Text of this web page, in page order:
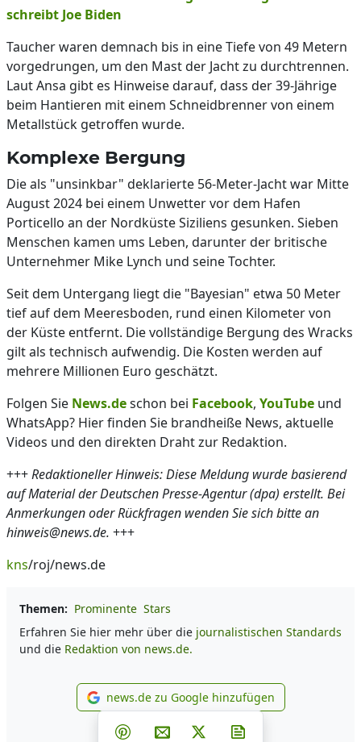
schreibt Joe Biden
Taucher waren demnach bis in eine Tiefe von 49 Metern
vorgedrungen, um den Mast der Jacht zu durchtrennen.
Laut Ansa gibt es Hinweise darauf, dass der 39-Jährige
beim Hantieren mit einem Schneidbrenner von einem
Metallstück getroffen wurde.
Komplexe Bergung
Die als "unsinkbar" deklarierte 56-Meter-Jacht war Mitte
August 2024 bei einem Unwetter vor dem Hafen
Porticello an der Nordküste Siziliens gesunken. Sieben
Menschen kamen ums Leben, darunter der britische
Unternehmer Mike Lynch und seine Tochter.
Seit dem Untergang liegt die "Bayesian" etwa 50 Meter
tief auf dem Meeresboden, rund einen Kilometer von
der Küste entfernt. Die vollständige Bergung des Wracks
gilt als technisch aufwendig. Die Kosten werden auf
mehrere Millionen Euro geschätzt.
Folgen Sie News.deschon bei Facebook, YouTube und
WhatsApp? Hier finden Sie brandheiße News, aktuelle
Videos und den direkten Draht zur Redaktion.
+++Redaktioneller Hinweis: Diese Meldung wurde basierend
auf Material der Deutschen Presse-Agentur (dpa) erstellt. Bei
Anmerkungen oder Rückfragen wenden Sie sich bitte an
hinweis@news.de. +++
kns/roj/news.de
Themen: Prominente Stars
Erfahren Sie hier mehr über die journalistischen Standards
und die Redaktion von news.de.
news.de zu Google
news.de zu Google hinzufügen
Teilen auf Facebook
Teilen auf Whatsapp
Teilen auf Telegram
Teilen auf Pinterest
Per E-Mail teilen
Post auf X